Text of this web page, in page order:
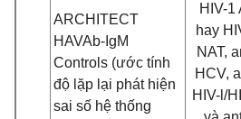
ARCHITECT
HAVAb-IgM
Controls (ước tính
độ lặp lại phát hiện
sai số hệ thống
HIV-1
hay
NAT,
HCV,
HIV-l/